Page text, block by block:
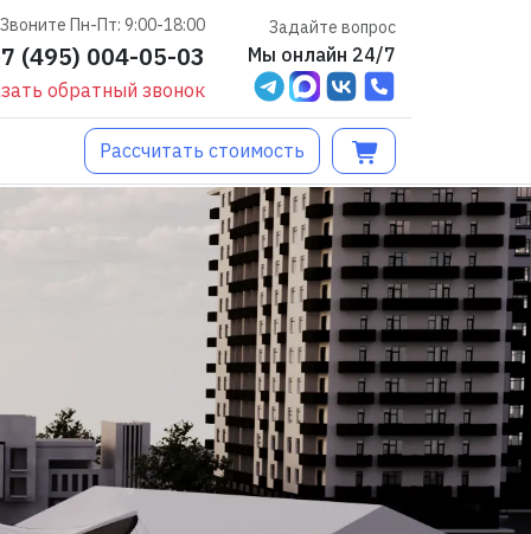
Звоните Пн-Пт: 9:00-18:00
(495) 004-05-03
обратный звонок
Задайте вопрос
Мы онлайн 24/7
Рассчитать стоимость